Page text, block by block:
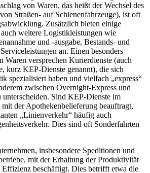
von Waren, das heißt der Wechsel des
Straßen- auf Schienenfahrzeuge), ist oft
Zusätzlich bieten einige
weitere Logistikleistungen wie
und -ausgabe, Bestands- und
an. Einen besonders
Waren versprechen Kurierdienste (auch
kurz KEP-Dienste genannt), die sich
spezialisiert haben und vielfach „express“
zwischen Overnight-Express und
Sind KEP-Dienste im
der Apothekenbelieferung beauftragt,
„Linienverkehr“ häufig auch
Dies sind oft Sonderfahrten
insbesondere Speditionen und
mit der Erhaltung der Produktivität
Effizienz beschäftigt. Dies betrifft etwa die